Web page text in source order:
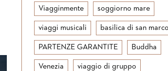
Viagginmente soggiorno mare
viaggi musicali basilica di san marco
PARTENZE GARANTITE Buddha
Venezia viaggio di gruppo